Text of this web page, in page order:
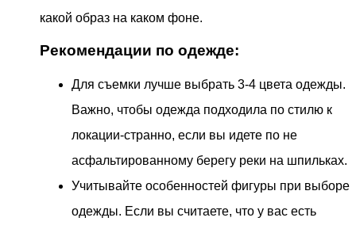
какой образ на каком фоне.
Рекомендации по одежде:
Для съемки лучше выбрать 3-4 цвета одежды.
Важно, чтобы одежда подходила по стилю к
локации-странно, если вы идете по не
асфальтированному берегу реки на шпильках.
Учитывайте особенностей фигуры при выборе
одежды. Если вы считаете, что у вас есть